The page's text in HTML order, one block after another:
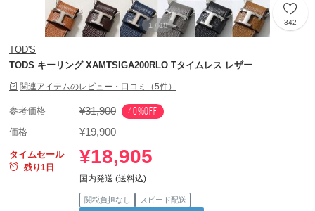
1 / 18 342
TOD'S
TODS キーリング XAMTSIGA200RLO Tタイムレス レザー
関連アイテムのレビュー・口コミ（5件）
参考価格 ¥31,900 40%OFF
価格 ¥19,900
タイムセール
残り1日
¥18,905
国内発送 (送料込)
関税負担なし
スピード配送